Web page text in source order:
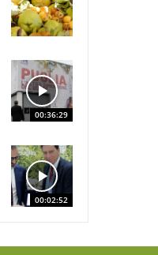
00:36:29
00:02:52